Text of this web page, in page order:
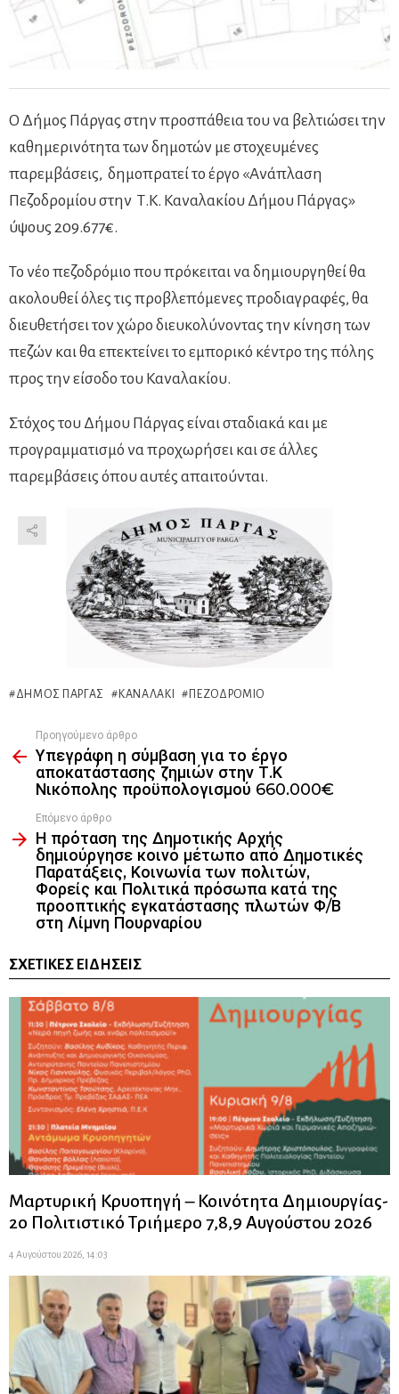
Ο Δήμος Πάργας στην προσπάθεια του να βελτιώσει την
καθημερινότητα των δημοτών με στοχευμένες
παρεμβάσεις, δημοπρατεί το έργο «Ανάπλαση
Πεζοδρομίου στην Τ.Κ. Καναλακίου Δήμου Πάργας»
ύψους 209.677€.
Το νέο πεζοδρόμιο που πρόκειται να δημιουργηθεί θα
ακολουθεί όλες τις προβλεπόμενες προδιαγραφές, θα
διευθετήσει τον χώρο διευκολύνοντας την κίνηση των
πεζών και θα επεκτείνει το εμπορικό κέντρο της πόλης
προς την είσοδο του Καναλακίου.
Στόχος του Δήμου Πάργας είναι σταδιακά και με
προγραμματισμό να προχωρήσει και σε άλλες
παρεμβάσεις όπου αυτές απαιτούνται.
ΔΉΜΟΣ ΠΆΡΓΑΣ ΚΑΝΑΛΆΚΙ ΠΕΖΟΔΡΌΜΙΟ
more
Προηγούμενο άρθρο
Υπεγράφη η σύμβαση για το έργο
αποκατάστασης ζημιών στην Τ.Κ
Νικόπολης προϋπολογισμού 660.000€
Επόμενο άρθρο
Η πρόταση της Δημοτικής Αρχής
δημιούργησε κοινό μέτωπο από Δημοτικές
Παρατάξεις, Κοινωνία των πολιτών,
Φορείς και Πολιτικά πρόσωπα κατά της
προοπτικής εγκατάστασης πλωτών Φ/Β
στη Λίμνη Πουρναρίου
ΣΧΕΤΙΚΈΣ ΕΙΔΉΣΕΙΣ
Μαρτυρική Κρυοπηγή – Κοινότητα Δημιουργίας-
2ο Πολιτιστικό Τριήμερο 7,8,9 Αυγούστου 2026
4 Αυγούστου 2026, 14:03